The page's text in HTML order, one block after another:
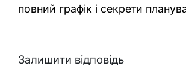
повний графік і секрети
Залишити відповідь